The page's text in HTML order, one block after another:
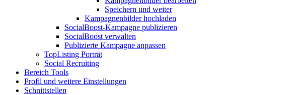
Speichern und weiter
Kampagnenbilder hochladen
SocialBoost-Kampagne publizieren
SocialBoost verwalten
Publizierte Kampagne anpassen
TopListing Porträt
Social Recruiting
Bereich Tools
Profil und weitere Einstellungen
Schnittstellen